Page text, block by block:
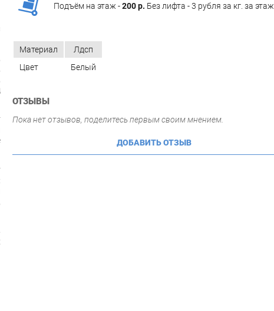
Подъём на этаж -200 р. Без лифта - 3 рубля за кг. за этаж.
Материал
Лдсп
Цвет
Белый
ОТЗЫВЫ
Пока нет отзывов, поделитесь первым своим мнением.
ДОБАВИТЬ ОТЗЫВ